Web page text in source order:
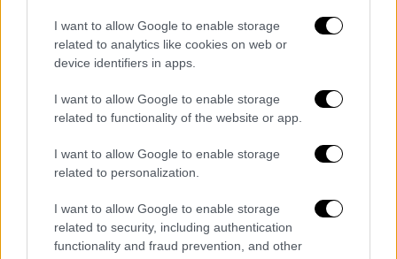
I want to allow Google to enable storage
related to analytics like cookies on web or
device identifiers in apps.
I want to allow Google to enable storage
related to functionality of the website or app.
I want to allow Google to enable storage
related to personalization.
I want to allow Google to enable storage
related to security, including authentication
functionality and fraud prevention, and other
τους όταν το αεροσκάφος μεγάλων
αποστάσεων που είχε προορισμό το Λονδίνο
ινδική υπηρεσία έρευνας αεροπορικών
διενεργεί «λεπτομερή έρευνα» και η
αμερικανική υπηρεσία ασφάλειας των
μεταφορών (NTSB) «διεξάγει παράλληλη
έρευνα, διότι το αεροσκάφος ήταν